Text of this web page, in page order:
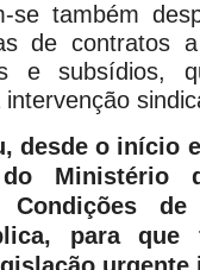
se também
de contratos
e subsídios,
desde o início
Ministério
Condições
para que